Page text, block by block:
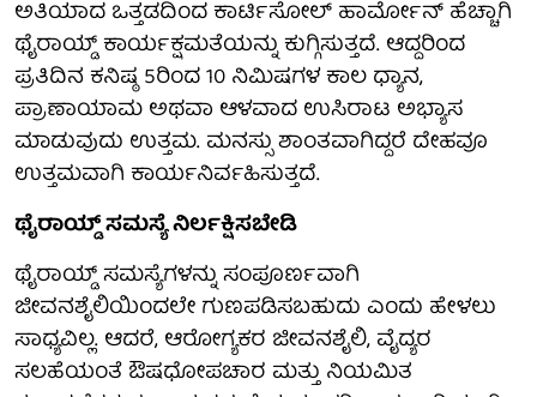
ಅತಿಯಾದ ಒತ್ತಡದಿಂದ ಕಾರ್ಟಿಸೋಲ್ ಹಾರ್ಮೋನ್ ಹೆಚ್ಚಾಗಿ
ಥೈರಾಯ್ಡ್ ಕಾರ್ಯಕ್ಷಮತೆಯನ್ನು ಕುಗ್ಗಿಸುತ್ತದೆ. ಆದ್ದರಿಂದ
ಪ್ರತಿದಿನ ಕನಿಷ್ಠ 5ರಿಂದ 10 ನಿಮಿಷಗಳ ಕಾಲ ಧ್ಯಾನ,
ಪ್ರಾಣಾಯಾಮ ಅಥವಾ ಆಳವಾದ ಉಸಿರಾಟ ಅಭ್ಯಾಸ
ಮಾಡುವುದು ಉತ್ತಮ. ಮನಸ್ಸು ಶಾಂತವಾಗಿದ್ದರೆ ದೇಹವೂ
ಉತ್ತಮವಾಗಿ ಕಾರ್ಯನಿರ್ವಹಿಸುತ್ತದೆ.
ಥೈರಾಯ್ಡ್ ಸಮಸ್ಯೆ ನಿರ್ಲಕ್ಷಿಸಬೇಡಿ
ಥೈರಾಯ್ಡ್ ಸಮಸ್ಯೆಗಳನ್ನು ಸಂಪೂರ್ಣವಾಗಿ
ಜೀವನಶೈಲಿಯಿಂದಲೇ ಗುಣಪಡಿಸಬಹುದು ಎಂದು ಹೇಳಲು
ಸಾಧ್ಯವಿಲ್ಲ. ಆದರೆ, ಆರೋಗ್ಯಕರ ಜೀವನಶೈಲಿ, ವೈದ್ಯರ
ಸಲಹೆಯಂತೆ ಔಷಧೋಪಚಾರ ಮತ್ತು ನಿಯಮಿತ